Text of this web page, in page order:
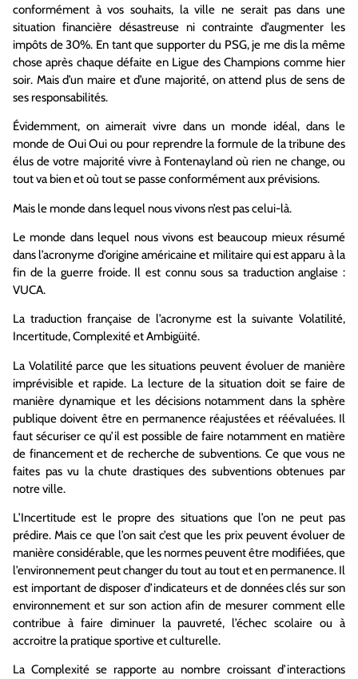
conformément à vos souhaits, la ville ne serait pas dans une
situation financière désastreuse ni contrainte d’augmenter les
impôts de 30%. En tant que supporter du PSG, je me dis la même
chose après chaque défaite en Ligue des Champions comme hier
soir. Mais d’un maire et d’une majorité, on attend plus de sens de
ses responsabilités.
Évidemment, on aimerait vivre dans un monde idéal, dans le
monde de Oui Oui ou pour reprendre la formule de la tribune des
élus de votre majorité vivre à Fontenayland où rien ne change, ou
tout va bien et où tout se passe conformément aux prévisions.
Mais le monde dans lequel nous vivons n’est pas celui-là.
Le monde dans lequel nous vivons est beaucoup mieux résumé
dans l’acronyme d’origine américaine et militaire qui est apparu à la
fin de la guerre froide. Il est connu sous sa traduction anglaise :
VUCA.
La traduction française de l’acronyme est la suivante Volatilité,
Incertitude, Complexité et Ambigüité.
La Volatilité parce que les situations peuvent évoluer de manière
imprévisible et rapide. La lecture de la situation doit se faire de
manière dynamique et les décisions notamment dans la sphère
publique doivent être en permanence réajustées et réévaluées. Il
faut sécuriser ce qu’il est possible de faire notamment en matière
de financement et de recherche de subventions. Ce que vous ne
faites pas vu la chute drastiques des subventions obtenues par
notre ville.
L’Incertitude est le propre des situations que l’on ne peut pas
prédire. Mais ce que l’on sait c’est que les prix peuvent évoluer de
manière considérable, que les normes peuvent être modifiées, que
l’environnement peut changer du tout au tout et en permanence. Il
est important de disposer d’indicateurs et de données clés sur son
environnement et sur son action afin de mesurer comment elle
contribue à faire diminuer la pauvreté, l’échec scolaire ou à
accroitre la pratique sportive et culturelle.
La Complexité se rapporte au nombre croissant d’interactions